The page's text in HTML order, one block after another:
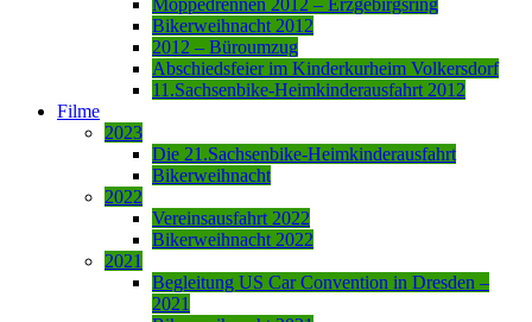
Bikerweihnacht 2012
2012 – Büroumzug
Abschiedsfeier im Kinderkurheim Volkersdorf
11.Sachsenbike-Heimkinderausfahrt 2012
Filme
2023
Die 21.Sachsenbike-Heimkinderausfahrt
Bikerweihnacht
2022
Vereinsausfahrt 2022
Bikerweihnacht 2022
2021
Begleitung US Car Convention in Dresden –
2021